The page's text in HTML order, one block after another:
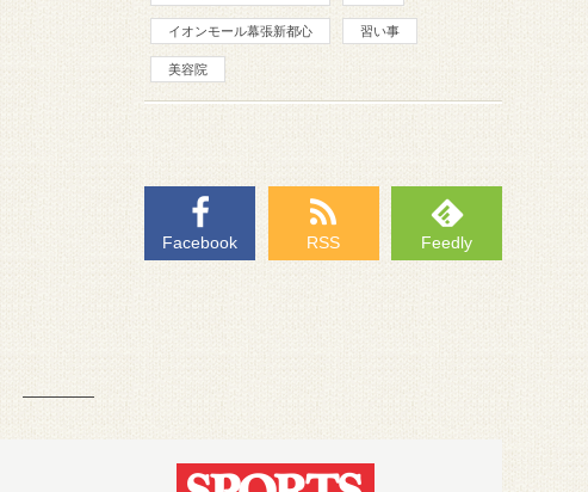
イオンモール幕張新都心 習い事
美容院
Facebook RSS Feedly